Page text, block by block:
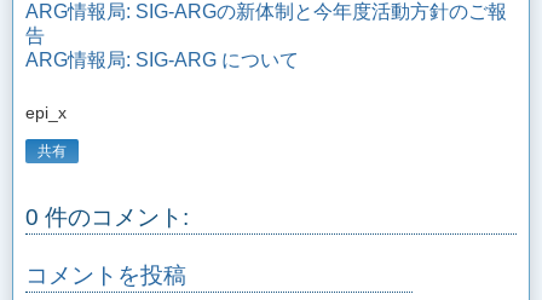
ARG情報局: SIG-ARGの新体制と今年度活動方針のご報
告
ARG情報局: SIG-ARG について
epi_x
共有
0 件のコメント:
コメントを投稿